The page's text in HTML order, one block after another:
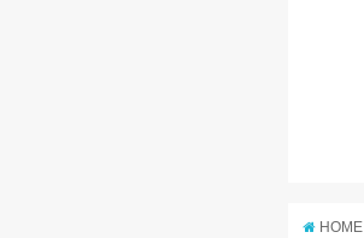
HOME